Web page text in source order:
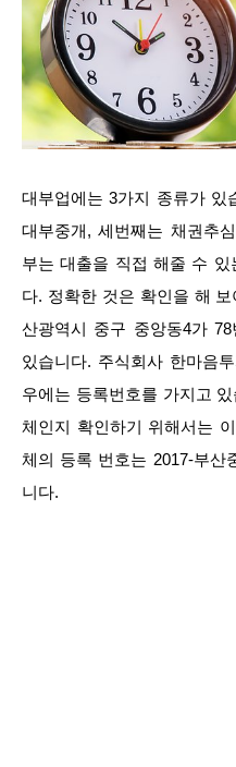
대부업에는 3가지 종류가 있
대부중개, 세번째는 채권추
부는 대출을 직접 해줄 수
다. 정확한 것은 확인을 해
산광역시 중구 중앙동4가
있습니다. 주식회사 한마음
우에는 등록번호를 가지고
체인지 확인하기 위해서는
체의 등록 번호는 2017-부산
니다.